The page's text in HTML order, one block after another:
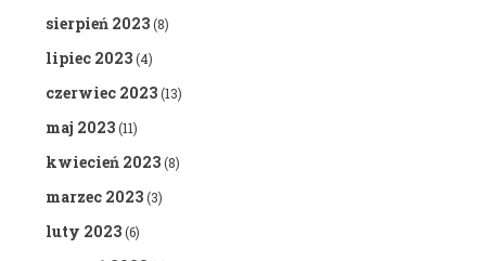
sierpień 2023(8)
lipiec 2023(4)
czerwiec 2023(13)
maj 2023(11)
kwiecień 2023(8)
marzec 2023(3)
luty 2023(6)